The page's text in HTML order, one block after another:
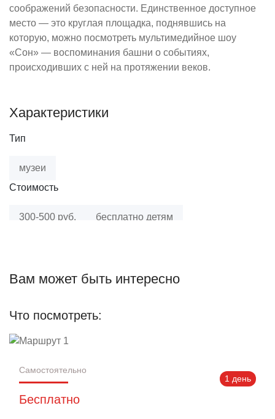
соображений безопасности. Единственное доступное
место — это круглая площадка, поднявшись на
которую, можно посмотреть мультимедийное шоу
«Сон» — воспоминания башни о событиях,
происходивших с ней на протяжении веков.
Характеристики
Тип
музеи
Стоимость
300-500 руб.
бесплатно детям
Вам может быть интересно
Что посмотреть:
Самостоятельно
Бесплатно
1 день